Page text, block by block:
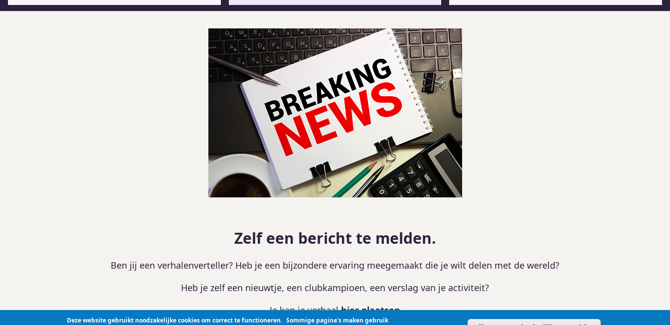
Zelf een bericht te melden.
Ben jij een verhalenverteller? Heb je een bijzondere ervaring meegemaakt die je wilt delen met de wereld?
Heb je zelf een nieuwtje, een clubkampioen, een verslag van je activiteit?
Je kan je verhaalhier plaatsen
Deze website gebruikt noodzakelijke cookies om correct te functioneren. Sommige pagina's maken gebruik